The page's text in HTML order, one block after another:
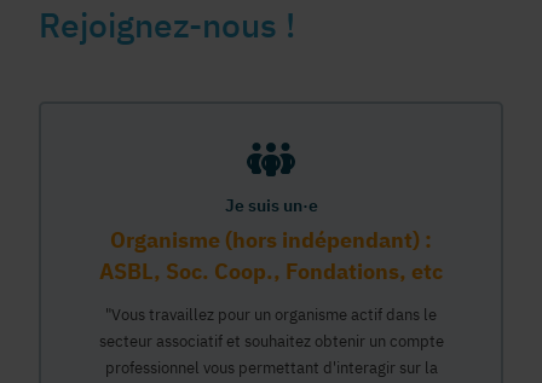
Rejoignez-nous !
Je suis un·e
Organisme (hors indépendant) :
ASBL, Soc. Coop., Fondations, etc
"Vous travaillez pour un organisme actif dans le
secteur associatif et souhaitez obtenir un compte
professionnel vous permettant d'interagir sur la